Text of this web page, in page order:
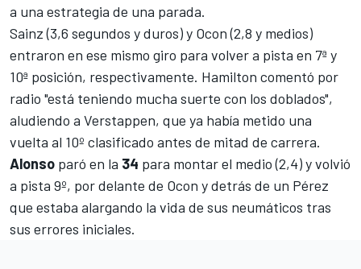
a una estrategia de una parada.
Sainz (3,6 segundos y duros) y Ocon (2,8 y medios)
entraron en ese mismo giro para volver a pista en 7ª y
10ª posición, respectivamente. Hamilton comentó por
radio "está teniendo mucha suerte con los doblados",
aludiendo a Verstappen, que ya había metido una
vuelta al 10º clasificado antes de mitad de carrera.
Alonso paró en la 34 para montar el medio (2,4) y volvió
a pista 9º, por delante de Ocon y detrás de un Pérez
que estaba alargando la vida de sus neumáticos tras
sus errores iniciales.